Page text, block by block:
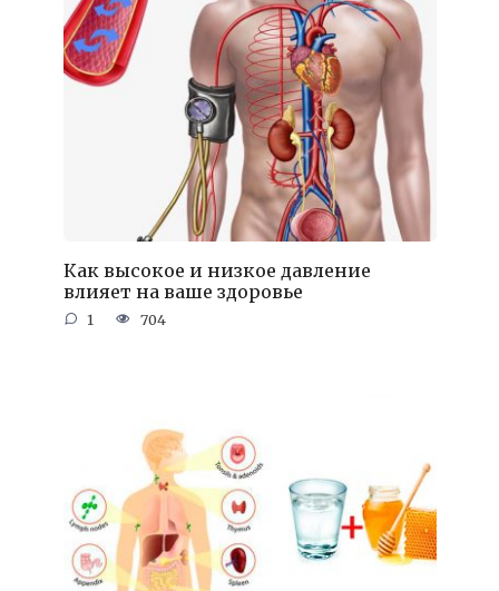
Как высокое и низкое давление
влияет на ваше здоровье
1 704